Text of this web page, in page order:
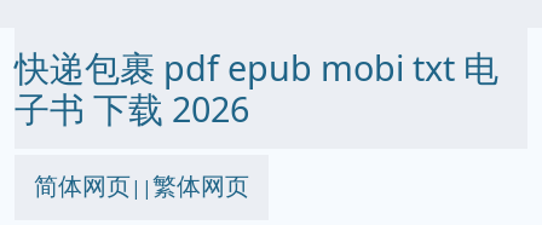
快递包裹 pdf epub mobi txt 电
子书 下载 2026
简体网页||繁体网页